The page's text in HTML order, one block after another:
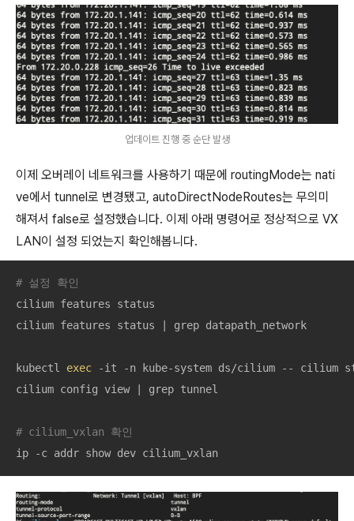
업데이트 진행 중 순단 발생
이제 오버레이 네트워크를 사용하기 때문에 routingMode는 nati
ve에서 tunnel로 변경됐고, autoDirectNodeRoutes는 무의미
해져서 false로 설정했습니다. 이제 아래 명령어로 정상적으로 VX
LAN이 설정 되었는지 확인해봅니다.
# 설정 확인
cilium features status
cilium features status | grep datapath_network
kubectl exec -it -n kube-system ds/cilium -- cilium
cilium config view | grep tunnel
# cilium_vxlan 확인
ip -c addr show dev cilium_vxlan